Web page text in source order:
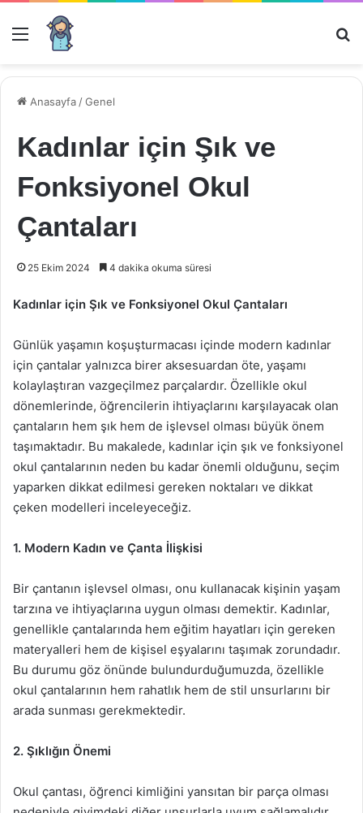
Menü
Anasayfa /Genel
Kadınlar için Şık ve
Fonksiyonel Okul
Çantaları
25 Ekim 2024 4 dakika okuma süresi
Kadınlar için Şık ve Fonksiyonel Okul Çantaları
Günlük yaşamın koşuşturmacası içinde modern kadınlar
için çantalar yalnızca birer aksesuardan öte, yaşamı
kolaylaştıran vazgeçilmez parçalardır. Özellikle okul
dönemlerinde, öğrencilerin ihtiyaçlarını karşılayacak olan
çantaların hem şık hem de işlevsel olması büyük önem
taşımaktadır. Bu makalede, kadınlar için şık ve fonksiyonel
okul çantalarının neden bu kadar önemli olduğunu, seçim
yaparken dikkat edilmesi gereken noktaları ve dikkat
çeken modelleri inceleyeceğiz.
1. Modern Kadın ve Çanta İlişkisi
Bir çantanın işlevsel olması, onu kullanacak kişinin yaşam
tarzına ve ihtiyaçlarına uygun olması demektir. Kadınlar,
genellikle çantalarında hem eğitim hayatları için gereken
materyalleri hem de kişisel eşyalarını taşımak zorundadır.
Bu durumu göz önünde bulundurduğumuzda, özellikle
okul çantalarının hem rahatlık hem de stil unsurlarını bir
arada sunması gerekmektedir.
2. Şıklığın Önemi
Okul çantası, öğrenci kimliğini yansıtan bir parça olması